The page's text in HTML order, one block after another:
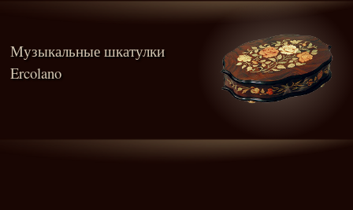
Музыкальные шкатулки
Ercolano